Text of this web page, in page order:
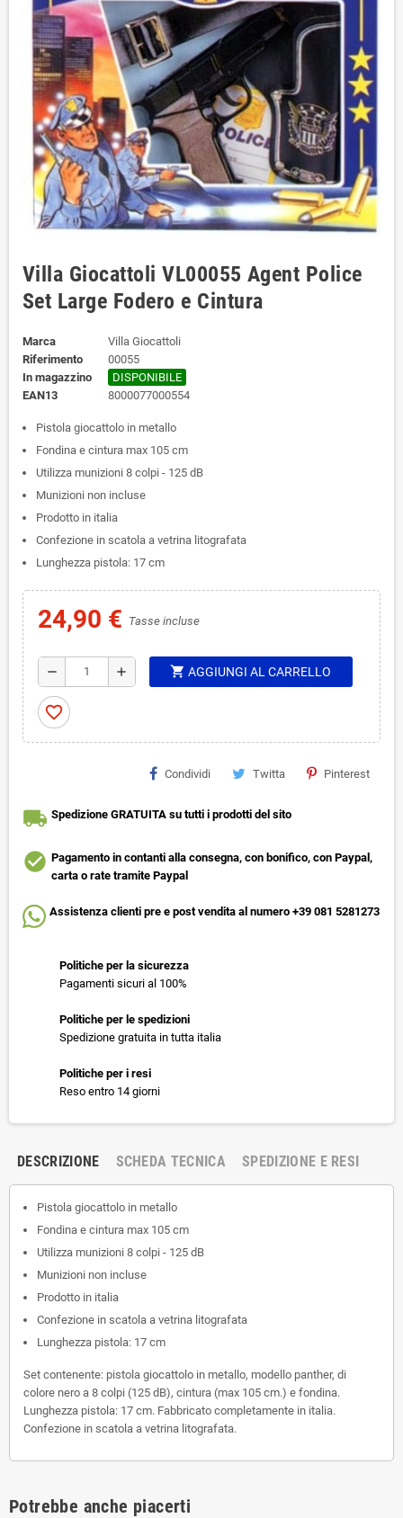
Villa Giocattoli VL00055 Agent Police
Set Large Fodero e Cintura
Marca
Villa Giocattoli
Riferimento
00055
In magazzino
DISPONIBILE
EAN13
8000077000554
Pistola giocattolo in metallo
Fondina e cintura max 105 cm
Utilizza munizioni 8 colpi - 125 dB
Munizioni non incluse
Prodotto in italia
Confezione in scatola a vetrina litografata
Lunghezza pistola: 17 cm
24,90 € Tasse incluse
remove add shopping_cart AGGIUNGI AL CARRELLO
favorite_border
Condividi Twitta Pinterest
local_shipping Spedizione GRATUITA su tutti i prodotti del sito
check_circle Pagamento in contanti alla consegna, con bonifico, con Paypal,
carta o rate tramite Paypal
Assistenza clienti pre e post vendita al numero +39 081 5281273
Politiche per la sicurezza
Pagamenti sicuri al 100%
Politiche per le spedizioni
Spedizione gratuita in tutta italia
Politiche per i resi
Reso entro 14 giorni
DESCRIZIONE SCHEDA TECNICA SPEDIZIONE E RESI
Pistola giocattolo in metallo
Fondina e cintura max 105 cm
Utilizza munizioni 8 colpi - 125 dB
Munizioni non incluse
Prodotto in italia
Confezione in scatola a vetrina litografata
Lunghezza pistola: 17 cm
Set contenente: pistola giocattolo in metallo, modello panther, di
colore nero a 8 colpi (125 dB), cintura (max 105 cm.) e fondina.
Lunghezza pistola: 17 cm. Fabbricato completamente in italia.
Confezione in scatola a vetrina litografata.
Potrebbe anche piacerti